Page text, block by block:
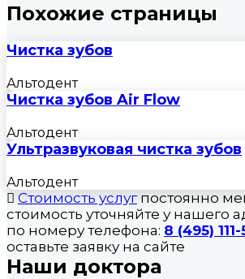
Похожие страницы
Чистка зубов
Альтодент
Чистка зубов Air Flow
Альтодент
Ультразвуковая чистка зубов
Альтодент
Стоимость услугпостоянно
стоимость уточняйте у нашего
по номеру телефона: 8 (495)
оставьте заявку на сайте
Наши доктора